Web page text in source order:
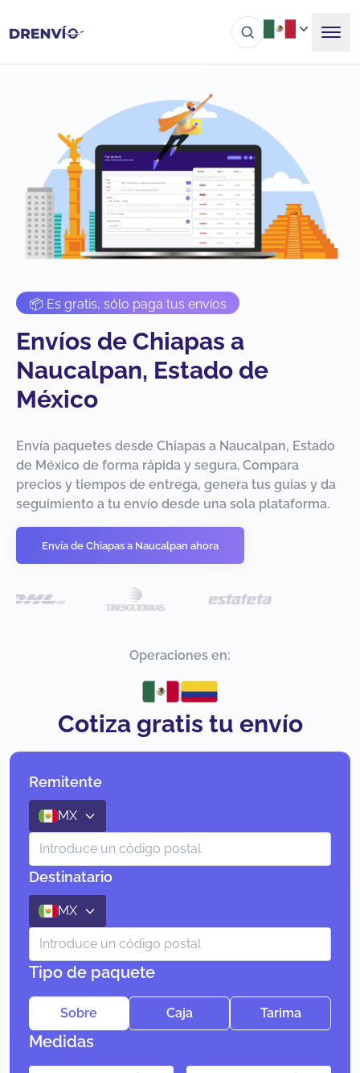
📦 Es gratis, sólo paga tus envíos
Envíos de Chiapas a
Naucalpan, Estado de
México
Envía paquetes desde Chiapas a Naucalpan, Estado
de México de forma rápida y segura. Compara
precios y tiempos de entrega, genera tus guías y da
seguimiento a tu envío desde una sola plataforma.
Envía de Chiapas a Naucalpan ahora
Operaciones en:
Cotiza gratis tu envío
Remitente
MX
Destinatario
MX
Tipo de paquete
Sobre Caja Tarima
Medidas